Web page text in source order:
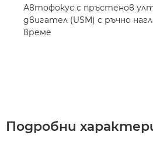
Автофокус с пръстенов
двигател (USM) с ръчно
време
Подробни